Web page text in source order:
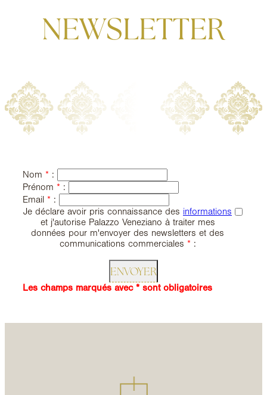
NEWSLETTER
Nom * :
Prénom * :
Email * :
Je déclare avoir pris connaissance des informations
et j'autorise Palazzo Veneziano à traiter mes
données pour m'envoyer des newsletters et des
communications commerciales *:
Les champs marqués avec * sont obligatoires